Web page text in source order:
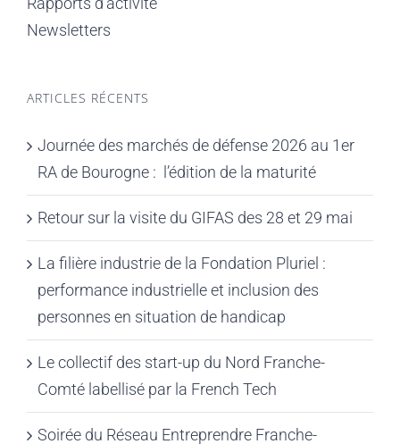
Newsletters
ARTICLES RÉCENTS
Journée des marchés de défense 2026 au 1er
RA de Bourogne : l’édition de la maturité
Retour sur la visite du GIFAS des 28 et 29 mai
La filière industrie de la Fondation Pluriel :
performance industrielle et inclusion des
personnes en situation de handicap
Le collectif des start-up du Nord Franche-
Comté labellisé par la French Tech
Soirée du Réseau Entreprendre Franche-